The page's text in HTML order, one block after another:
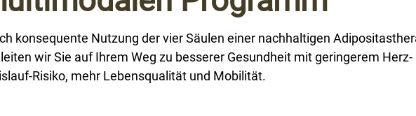
konsequente Nutzung der vier Säulen einer nachhaltigen
wir Sie auf Ihrem Weg zu besserer Gesundheit mit geringerem Herz-
Risiko, mehr Lebensqualität und Mobilität.